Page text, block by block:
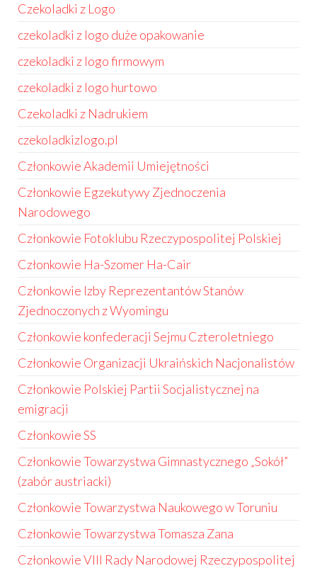
Czekoladki z Logo
czekoladki z logo duże opakowanie
czekoladki z logo firmowym
czekoladki z logo hurtowo
Czekoladki z Nadrukiem
czekoladkizlogo.pl
Członkowie Akademii Umiejętności
Członkowie Egzekutywy Zjednoczenia
Narodowego
Członkowie Fotoklubu Rzeczypospolitej Polskiej
Członkowie Ha-Szomer Ha-Cair
Członkowie Izby Reprezentantów Stanów
Zjednoczonych z Wyomingu
Członkowie konfederacji Sejmu Czteroletniego
Członkowie Organizacji Ukraińskich Nacjonalistów
Członkowie Polskiej Partii Socjalistycznej na
emigracji
Członkowie SS
Członkowie Towarzystwa Gimnastycznego „Sokół”
(zabór austriacki)
Członkowie Towarzystwa Naukowego w Toruniu
Członkowie Towarzystwa Tomasza Zana
Członkowie VIII Rady Narodowej Rzeczypospolitej